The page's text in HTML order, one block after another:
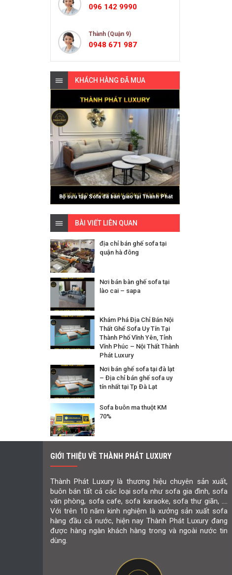
096 142 9990
Thành (Quận 9)
0948 671 987
KHÁCH HÀNG ĐÃ MUA
Bộ sưu tập Sofa đã bàn giao tại Thành Phát
BÀI VIẾT LIÊN QUAN
địa chỉ bán ghế sofa tại
quận hà đông
Nơi bán bàn ghế sofa tại
lào cai – sapa
Khám Phá Địa Chỉ Bán Nội
Thất Ghế Sofa Uy Tín Tại
Thành Phố Vĩnh Yên, Tỉnh
Vĩnh Phúc – Nội Thất Thành
Phát Luxury
Nơi bán ghế sofa tại đà lạt
– Địa chỉ bán ghế sofa uy
tín nhất tại Tp Đà Lạt
Sofa buôn ma thuột KM
70%
GIỚI THIỆU VỀ THÀNH PHÁT LUXURY
Thành Phát Luxury là thương hiệu chuyên sản xuất,
buôn bán tất cả các loại sofa như sofa gia đình, sofa
văn phòng, sofa cafe, sofa karaoke, sofa thư giãn, ….
Với trên 10 năm kinh nghiệm là xưởng sản xuất sofa
hàng đầu cả nước, hiện nay Thành Phát Luxury đang
được hàng ngàn khách hàng trong và ngoài nước tin
dùng.